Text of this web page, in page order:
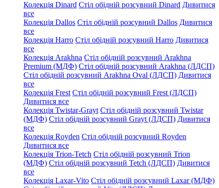
Колекція Dinard Стіл обідній розсувний Dinard Дивитися
все
Колекція Dallos Стіл обідній розсувний Dallos Дивитися
все
Колекція Harro Стіл обідній розсувний Harro Дивитися
все
Колекція Arakhna Стіл обідній розсувний Arakhna
Premium (МДФ) Стіл обідній розсувний Arakhna (ЛДСП)
Стіл обідній розсувний Arakhna Oval (ЛДСП) Дивитися
все
Колекція Frest Стіл обідній розсувний Frest (ЛДСП)
Дивитися все
Колекція Twistar-Grayt Стіл обідній розсувний Twistar
(МДФ) Стіл обідній розсувний Grayt (ЛДСП) Дивитися
все
Колекція Royden Стіл обідній розсувний Royden
Дивитися все
Колекція Trion-Tetch Стіл обідній розсувний Trion
(МДФ) Стіл обідній розсувний Tetch (ЛДСП) Дивитися
все
Колекція Laxar-Vito Стіл обідній розсувний Laxar (МДФ)